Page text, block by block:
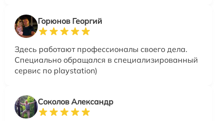
Горюнов Георгий
Здесь работают профессионалы своего дела.
Специально обращался в специализированный
сервис по playstation)
Соколов Александр